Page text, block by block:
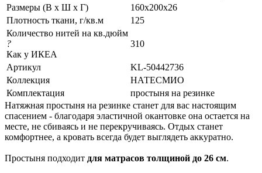
Размеры (В х Ш х Г)
160x200х26
Плотность ткани, г/кв.м
125
Количество нитей на кв.дюйм
?
Как у ИКЕА
310
Артикул
KL-50442736
Коллекция
НАТЕСМИО
Комплектация
простыня на резинке
Натяжная простыня на резинке станет для вас настоящим
спасением - благодаря эластичной окантовке она остается на
месте, не сбиваясь и не перекручиваясь. Отдых станет
комфортнее, а кровать всегда будет выглядеть аккуратно.
Простыня подходит для матрасов толщиной до 26 см.